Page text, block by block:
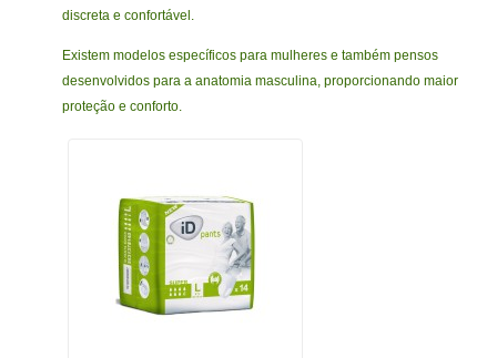
discreta e confortável.
Existem modelos específicos para mulheres e também pensos
desenvolvidos para a anatomia masculina, proporcionando maior
proteção e conforto.